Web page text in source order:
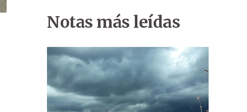
Notas más leídas